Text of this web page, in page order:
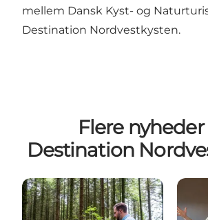
mellem Dansk Kyst- og
Destination Nordvestkysten.
Flere nyheder
Destination